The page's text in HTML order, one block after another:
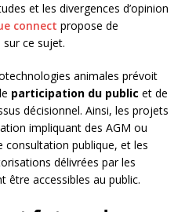
et les divergences d’opinion
connect propose de
ce sujet.
animales prévoit
participation du public et de
décisionnel. Ainsi, les projets
impliquant des AGM ou
consultation publique, et les
délivrées par les
accessibles au public.